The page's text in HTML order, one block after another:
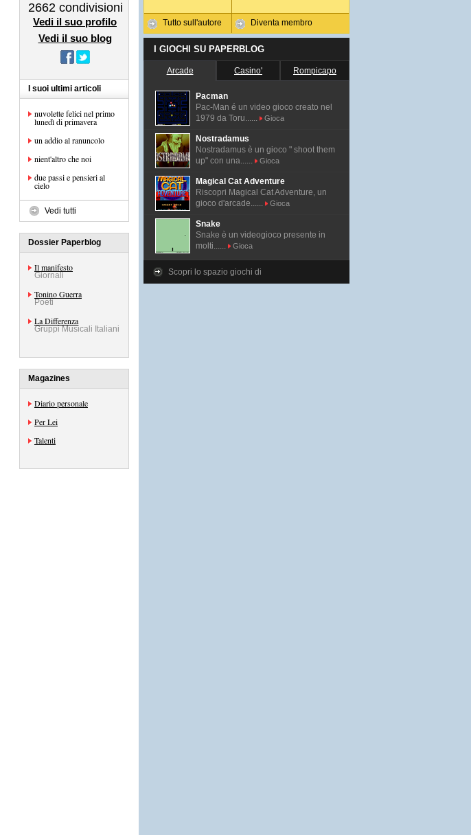
2662 condivisioni
Vedi il suo profilo
Vedi il suo blog
I suoi ultimi articoli
nuvolette felici nel primo
lunedì di primavera
un addio al ranuncolo
nient'altro che noi
due passi e pensieri al
cielo
Vedi tutti
Dossier Paperblog
Il manifesto
Giornali
Tonino Guerra
Poeti
La Differenza
Gruppi Musicali Italiani
Magazines
Diario personale
Per Lei
Talenti
Tutto sull'autore Diventa membro
I GIOCHI SU PAPERBLOG
Arcade Casino' Rompicapo
Pacman
Pac-Man é un video gioco creato nel
1979 da Toru......
Gioca
Nostradamus
Nostradamus è un gioco " shoot them
up" con una......
Gioca
Magical Cat Adventure
Riscopri Magical Cat Adventure, un
gioco d'arcade......
Gioca
Snake
Snake è un videogioco presente in
molti......
Gioca
Scopri lo spazio giochi di